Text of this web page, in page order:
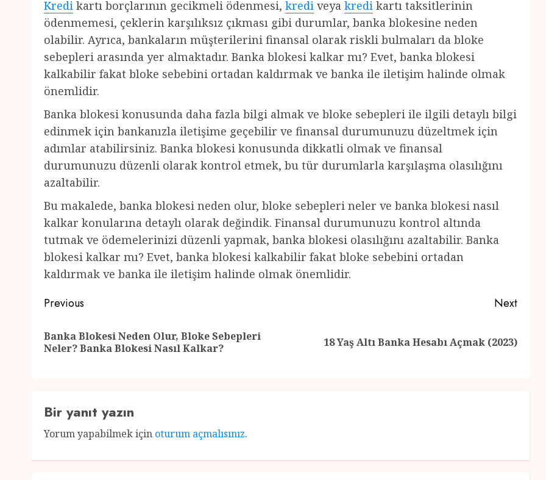
Kredi kartı borçlarının gecikmeli ödenmesi, kredi veya kredi kartı taksitlerinin
ödenmemesi, çeklerin karşılıksız çıkması gibi durumlar, banka blokesine neden
olabilir. Ayrıca, bankaların müşterilerini finansal olarak riskli bulmaları da bloke
sebepleri arasında yer almaktadır. Banka blokesi kalkar mı? Evet, banka blokesi
kalkabilir fakat bloke sebebini ortadan kaldırmak ve banka ile iletişim halinde olmak
önemlidir.
Banka blokesi konusunda daha fazla bilgi almak ve bloke sebepleri ile ilgili detaylı bilgi
edinmek için bankanızla iletişime geçebilir ve finansal durumunuzu düzeltmek için
adımlar atabilirsiniz. Banka blokesi konusunda dikkatli olmak ve finansal
durumunuzu düzenli olarak kontrol etmek, bu tür durumlarla karşılaşma olasılığını
azaltabilir.
Bu makalede, banka blokesi neden olur, bloke sebepleri neler ve banka blokesi nasıl
kalkar konularına detaylı olarak değindik. Finansal durumunuzu kontrol altında
tutmak ve ödemelerinizi düzenli yapmak, banka blokesi olasılığını azaltabilir. Banka
blokesi kalkar mı? Evet, banka blokesi kalkabilir fakat bloke sebebini ortadan
kaldırmak ve banka ile iletişim halinde olmak önemlidir.
Post
navigation
Previous
Banka Blokesi Neden Olur, Bloke Sebepleri
Neler? Banka Blokesi Nasıl Kalkar?
Next
18 Yaş Altı Banka Hesabı Açmak (2023)
Bir yanıt yazın
Yorum yapabilmek için oturum açmalısınız.